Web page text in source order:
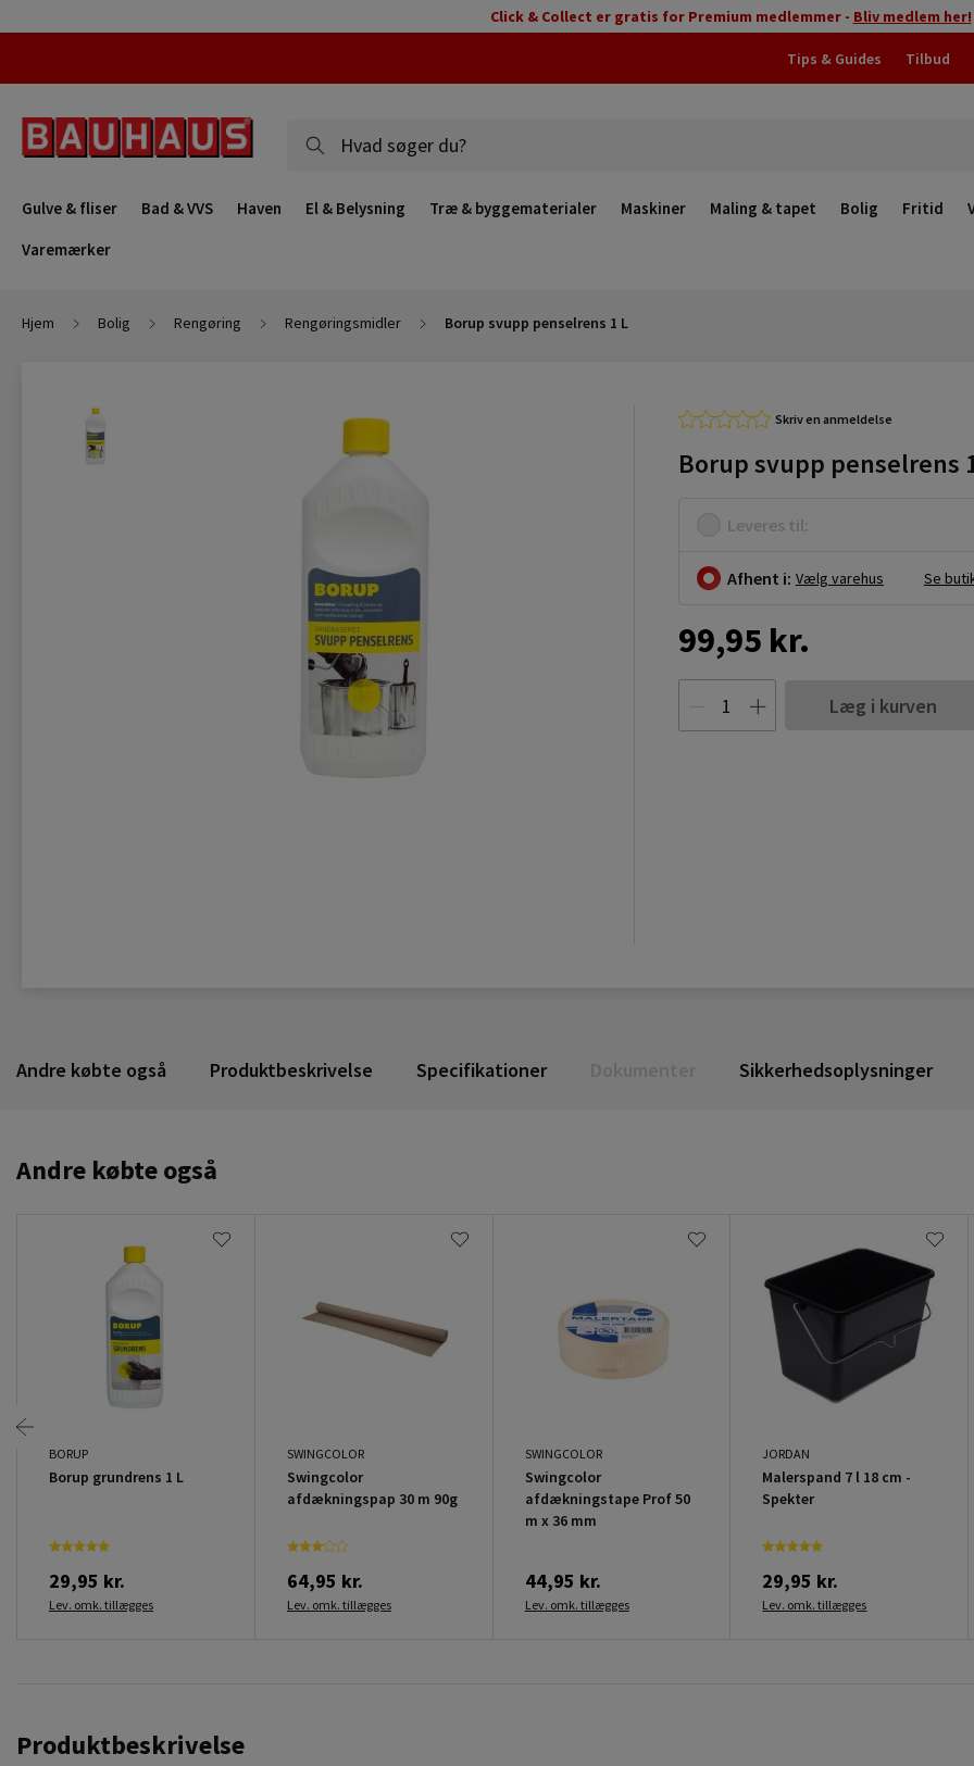
Click & Collect er gratis for Premium medlemmer - Bliv medlem her!
Tips & Guides Tilbud
Gulve & fliser Bad & VVS Haven El & Belysning Træ & byggematerialer Maskiner Maling & tapet Bolig Fritid
Varemærker
Hjem Bolig Rengøring Rengøringsmidler Borup svupp penselrens 1 L
Skriv en anmeldelse
Borup svupp penselrens
Leveres til:
Afhent i: Vælg varehus Se
99,95 kr.
Læg i kurven
Andre købte også Produktbeskrivelse Specifikationer Sikkerhedsoplysninger
Andre købte også
BORUP
Borup grundrens 1 L
29,95 kr.
Lev. omk. tillægges
SWINGCOLOR
Swingcolor
afdækningspap 30 m 90g
64,95 kr.
Lev. omk. tillægges
SWINGCOLOR
Swingcolor
afdækningstape Prof 50
m x 36 mm
44,95 kr.
Lev. omk. tillægges
JORDAN
Malerspand 7 l 18 cm -
Spekter
29,95 kr.
Lev. omk. tillægges
Produktbeskrivelse